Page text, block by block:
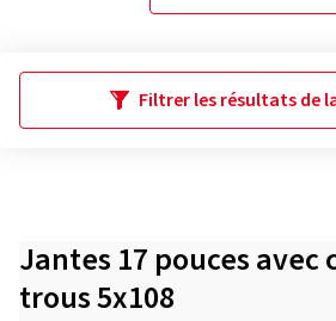
Filtrer les résultats de
Jantes 17 pouces avec
trous 5x108